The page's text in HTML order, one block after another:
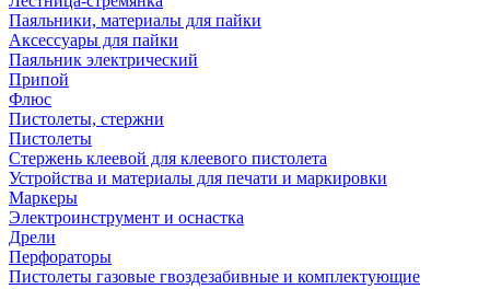
Паяльники, материалы для пайки
Аксессуары для пайки
Паяльник электрический
Припой
Флюс
Пистолеты, стержни
Пистолеты
Стержень клеевой для клеевого пистолета
Устройства и материалы для печати и маркировки
Маркеры
Электроинструмент и оснастка
Дрели
Перфораторы
Пистолеты газовые гвоздезабивные и комплектующие